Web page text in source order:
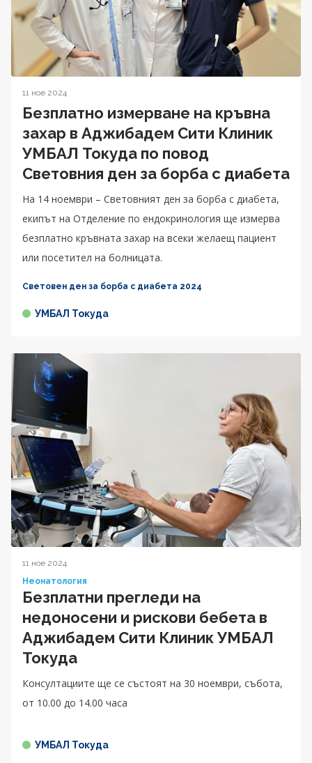
11 ное 2024
Безплатно измерване на кръвна
захар в Аджибадем Сити Клиник
УМБАЛ Токуда по повод
Световния ден за борба с диабета
На 14 ноември – Световният ден за борба с диабета,
екипът на Отделение по ендокринология ще измерва
безплатно кръвната захар на всеки желаещ пациент
или посетител на болницата.
Световен ден за борба с диабета 2024
УМБАЛ Токуда
11 ное 2024
Неонатология
Безплатни прегледи на
недоносени и рискови бебета в
Аджибадем Сити Клиник УМБАЛ
Токуда
Консултациите ще се състоят на 30 ноември, събота,
от 10.00 до 14.00 чaса
УМБАЛ Токуда